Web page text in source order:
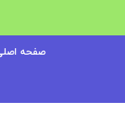
صفحه